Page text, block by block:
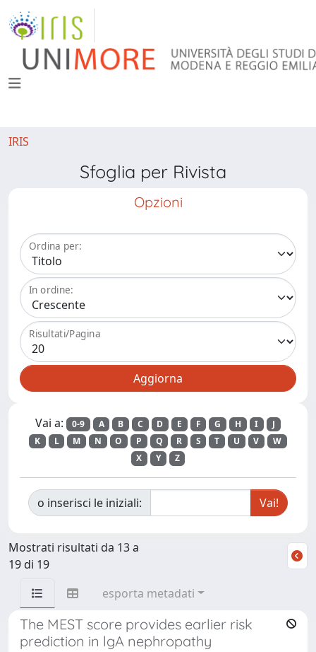
IRIS
Sfoglia per Rivista
Opzioni
Ordina per:
In ordine:
Risultati/Pagina
Vai a: 0-9 A B C D E F G H I
J
K
L M N O P Q R S T U V
W
X
Y Z
o inserisci le iniziali:
Mostrati risultati da 13 a
19 di 19
esporta metadati
The MEST score provides earlier risk
prediction in lgA nephropathy